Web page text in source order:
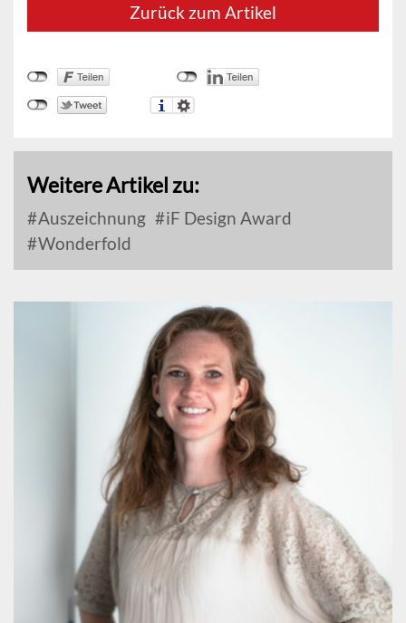
Zurück zum Artikel
Weitere Artikel zu:
Auszeichnung
iF Design Award
Wonderfold